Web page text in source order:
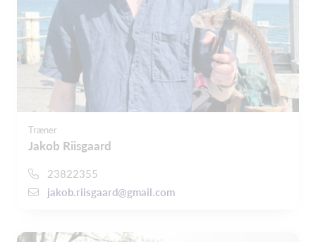
Træner
Jakob Riisgaard
23822355
jakob.riisgaard@gmail.com